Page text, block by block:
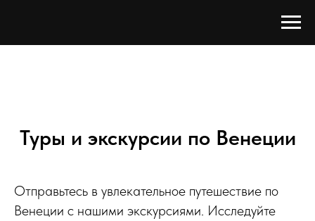
Туры и экскурсии по Венеции
Отправьтесь в увлекательное путешествие по
Венеции с нашими экскурсиями. Исследуйте